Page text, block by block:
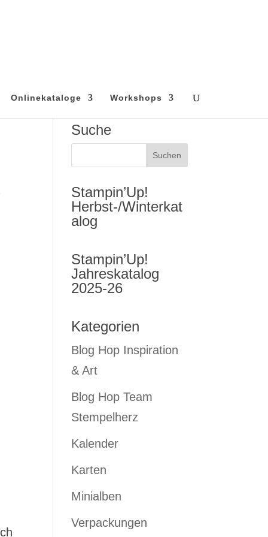
Onlinekataloge Workshops
Suche
Stampin’Up!
Herbst-/Winterkat
alog
Stampin’Up!
Jahreskatalog
2025-26
Kategorien
Blog Hop Inspiration
& Art
Blog Hop Team
Stempelherz
Kalender
Karten
Minialben
Verpackungen